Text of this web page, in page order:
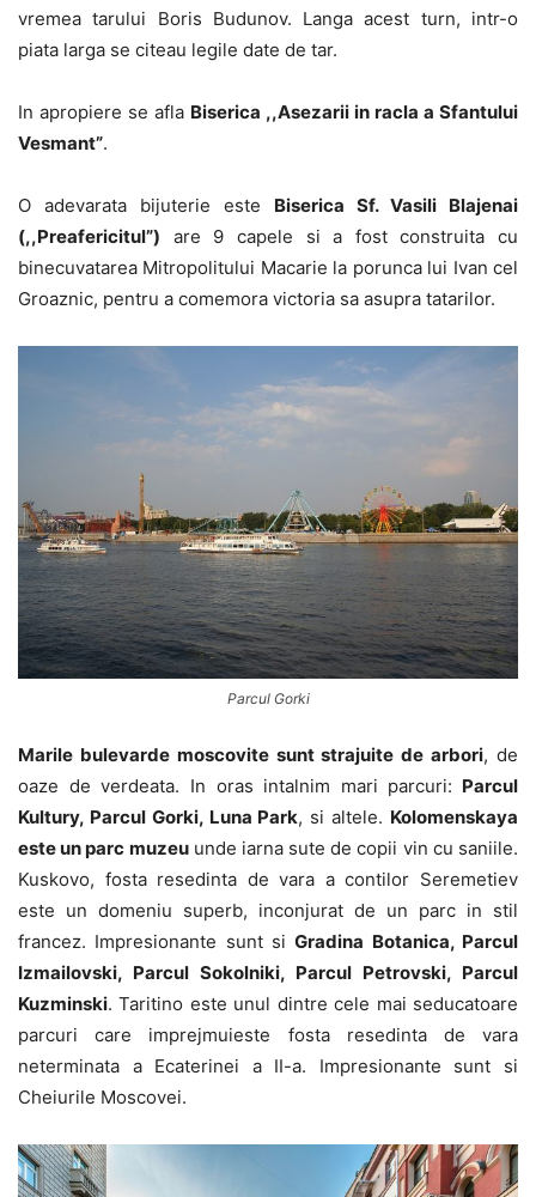
vremea tarului Boris Budunov. Langa acest turn, intr-o
piata larga se citeau legile date de tar.
In apropiere se afla Biserica ,,Asezarii in racla a Sfantului
Vesmant”.
O adevarata bijuterie este Biserica Sf. Vasili Blajenai
(,,Preafericitul”) are 9 capele si a fost construita cu
binecuvatarea Mitropolitului Macarie la porunca lui Ivan cel
Groaznic, pentru a comemora victoria sa asupra tatarilor.
Parcul Gorki
Marile bulevarde moscovite sunt strajuite de arbori, de
oaze de verdeata. In oras intalnim mari parcuri: Parcul
Kultury, Parcul Gorki, Luna Park, si altele. Kolomenskaya
este un parc muzeuunde iarna sute de copii vin cu saniile.
Kuskovo, fosta resedinta de vara a contilor Seremetiev
este un domeniu superb, inconjurat de un parc in stil
francez. Impresionante sunt siGradina Botanica, Parcul
Izmailovski, Parcul Sokolniki, Parcul Petrovski, Parcul
Kuzminski. Taritino este unul dintre cele mai seducatoare
parcuri care imprejmuieste fosta resedinta de vara
neterminata a Ecaterinei a II-a. Impresionante sunt si
Cheiurile Moscovei.